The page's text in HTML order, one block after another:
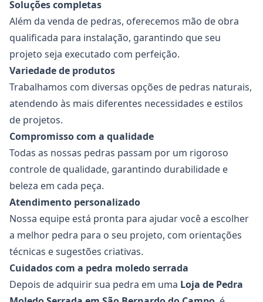
Soluções completas
Além da venda de pedras, oferecemos mão de obra
qualificada para instalação, garantindo que seu
projeto seja executado com perfeição.
Variedade de produtos
Trabalhamos com diversas opções de pedras naturais,
atendendo às mais diferentes necessidades e estilos
de projetos.
Compromisso com a qualidade
Todas as nossas pedras passam por um rigoroso
controle de qualidade, garantindo durabilidade e
beleza em cada peça.
Atendimento personalizado
Nossa equipe está pronta para ajudar você a escolher
a melhor pedra para o seu projeto, com orientações
técnicas e sugestões criativas.
Cuidados com a pedra moledo serrada
Depois de adquirir sua pedra em uma Loja de Pedra